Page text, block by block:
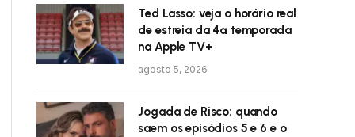
Ted Lasso: veja o horário real
de estreia da 4ª temporada
na Apple TV+
agosto 5, 2026
Jogada de Risco: quando
saem os episódios 5 e 6 e o